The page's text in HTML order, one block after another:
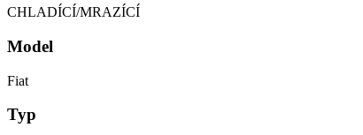
CHLADÍCÍ/MRAZÍCÍ
Model
Fiat
Typ